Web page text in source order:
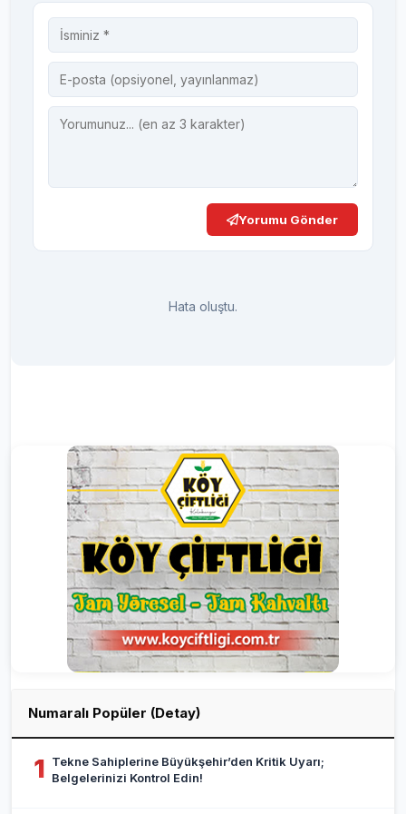
Yorumu Gönder
Hata oluştu.
Numaralı Popüler (Detay)
1
Tekne Sahiplerine Büyükşehir’den Kritik Uyarı;
Belgelerinizi Kontrol Edin!